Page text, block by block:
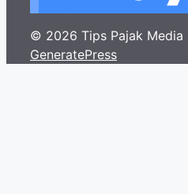
© 2026 Tips Pajak Media
GeneratePress